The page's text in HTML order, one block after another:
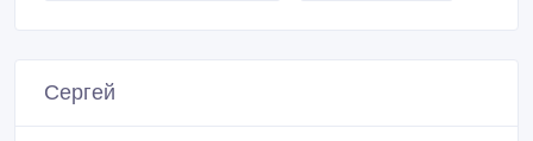
Сергей